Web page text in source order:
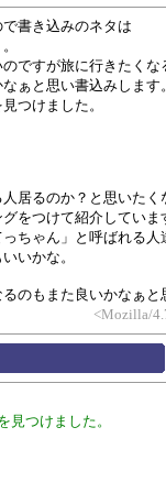
書き込みのネタは
ですが旅に行きたくな
ぁと思い書込みします。
つけました。
居るのか？と思いたく
をつけて紹介していま
ちゃん」と呼ばれる人
いかな。
のもまた良いかなぁと
<Mozilla/
見つけました。